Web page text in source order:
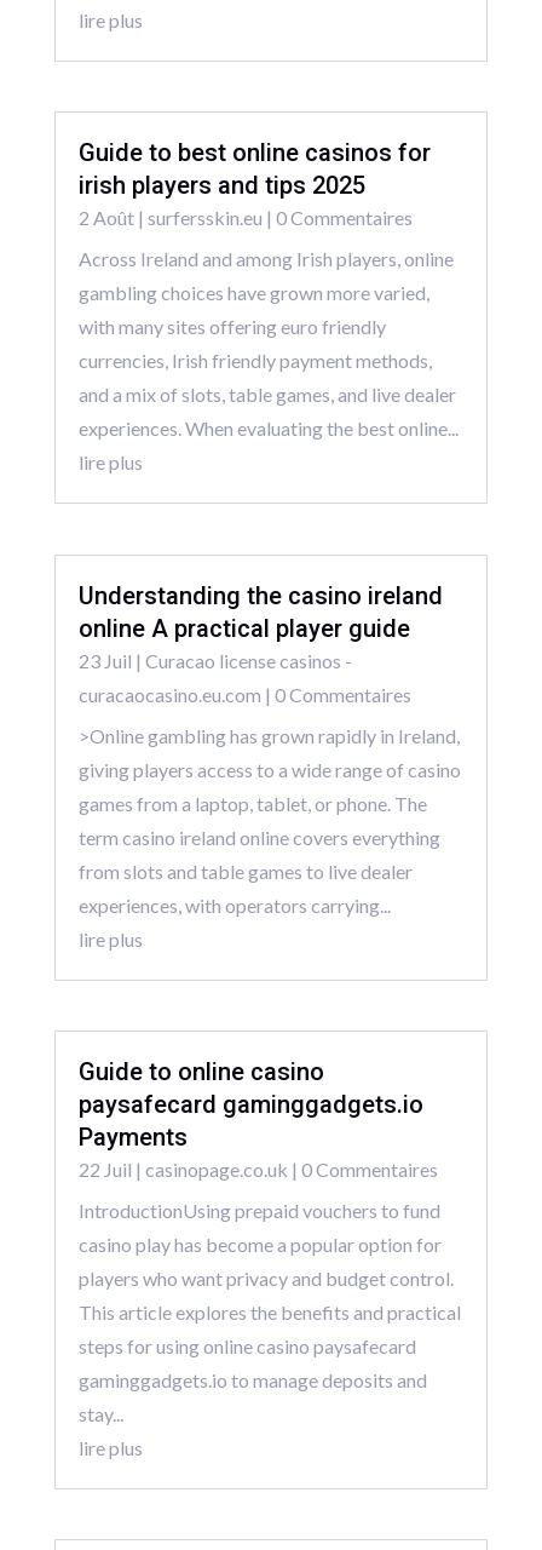
lire plus
Guide to best online casinos for
irish players and tips 2025
2 Août| surfersskin.eu | 0 Commentaires
Across Ireland and among Irish players, online
gambling choices have grown more varied,
with many sites offering euro friendly
currencies, Irish friendly payment methods,
and a mix of slots, table games, and live dealer
experiences. When evaluating the best online...
lire plus
Understanding the casino ireland
online A practical player guide
23 Juil | Curacao license casinos -
curacaocasino.eu.com | 0 Commentaires
>Online gambling has grown rapidly in Ireland,
giving players access to a wide range of casino
games from a laptop, tablet, or phone. The
term casino ireland online covers everything
from slots and table games to live dealer
experiences, with operators carrying...
lire plus
Guide to online casino
paysafecard gaminggadgets.io
Payments
22 Juil | casinopage.co.uk | 0 Commentaires
IntroductionUsing prepaid vouchers to fund
casino play has become a popular option for
players who want privacy and budget control.
This article explores the benefits and practical
steps for using online casino paysafecard
gaminggadgets.io to manage deposits and
stay...
lire plus